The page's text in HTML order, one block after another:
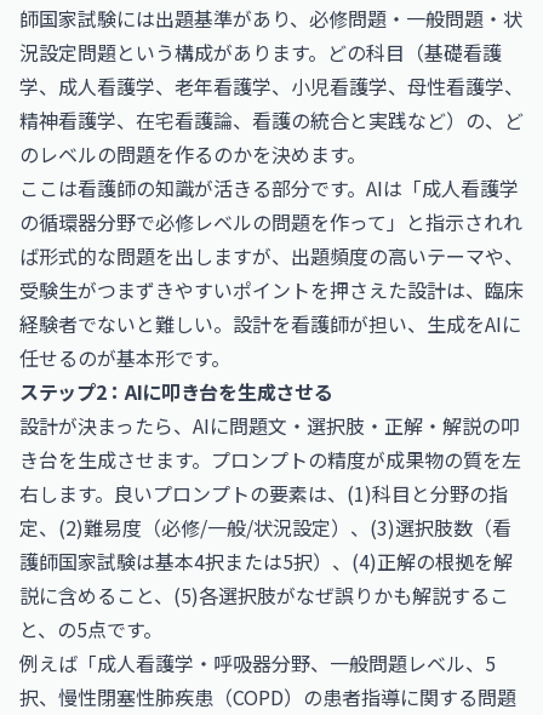
師国家試験には出題基準があり、必修問題・一般問題・状
況設定問題という構成があります。どの科目（基礎看護
学、成人看護学、老年看護学、小児看護学、母性看護学、
精神看護学、在宅看護論、看護の統合と実践など）の、ど
のレベルの問題を作るのかを決めます。
ここは看護師の知識が活きる部分です。AIは「成人看護学
の循環器分野で必修レベルの問題を作って」と指示されれ
ば形式的な問題を出しますが、出題頻度の高いテーマや、
受験生がつまずきやすいポイントを押さえた設計は、臨床
経験者でないと難しい。設計を看護師が担い、生成をAIに
任せるのが基本形です。
ステップ2：AIに叩き台を生成させる
設計が決まったら、AIに問題文・選択肢・正解・解説の叩
き台を生成させます。プロンプトの精度が成果物の質を左
右します。良いプロンプトの要素は、(1)科目と分野の指
定、(2)難易度（必修/一般/状況設定）、(3)選択肢数（看
護師国家試験は基本4択または5択）、(4)正解の根拠を解
説に含めること、(5)各選択肢がなぜ誤りかも解説するこ
と、の5点です。
例えば「成人看護学・呼吸器分野、一般問題レベル、5
択、慢性閉塞性肺疾患（COPD）の患者指導に関する問題